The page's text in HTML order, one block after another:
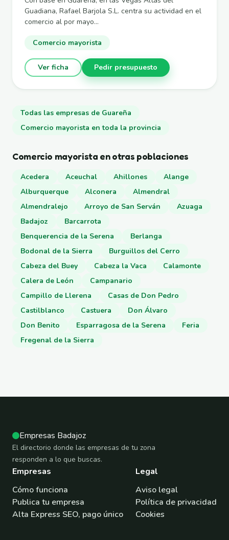
Guadiana, Rafael Barjola S.L. centra su actividad en el
comercio al por mayo...
Comercio mayorista
Ver ficha Pedir presupuesto
Todas las empresas de Guareña
Comercio mayorista en toda la provincia
Comercio mayorista en otras poblaciones
Acedera Aceuchal Ahillones
Alange
Alburquerque
Alconera
Almendral
Almendralejo
Arroyo de San Serván
Azuaga
Badajoz
Barcarrota
Benquerencia de la Serena
Berlanga
Bodonal de la Sierra
Burguillos del Cerro
Cabeza del Buey
Cabeza la Vaca
Calamonte
Calera de León
Campanario
Campillo de Llerena
Casas de Don Pedro
Castilblanco
Castuera
Don Álvaro
Don Benito
Esparragosa de la Serena
Feria
Fregenal de la Sierra
Empresas Badajoz
El directorio donde las empresas de tu zona
responden a lo que buscas.
Empresas
Cómo funciona
Publica tu empresa
Alta Express SEO, pago único
Legal
Aviso legal
Política de privacidad
Cookies